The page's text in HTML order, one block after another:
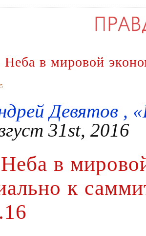
Неба в мировой
Девятов ,
31st, 2016
в
к